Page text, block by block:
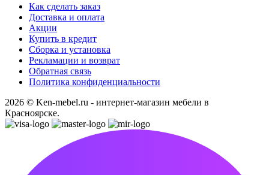
Как сделать заказ
Доставка и оплата
Акции
Купить в кредит
Сборка и установка
Рекламации и возврат
Обратная связь
Политика конфиденциальности
2026 © Ken-mebel.ru - интернет-магазин мебели в
Красноярске.